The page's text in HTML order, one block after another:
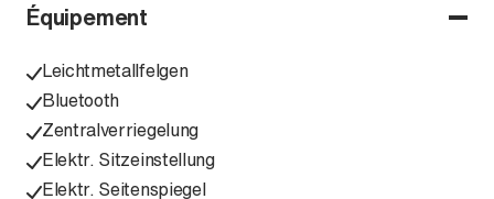
Équipement
Leichtmetallfelgen
Bluetooth
Zentralverriegelung
Elektr. Sitzeinstellung
Elektr. Seitenspiegel